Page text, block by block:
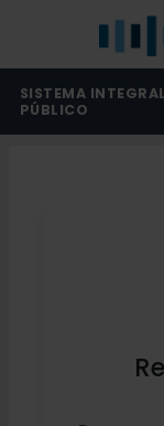
SISTEMA
PÚBLICO